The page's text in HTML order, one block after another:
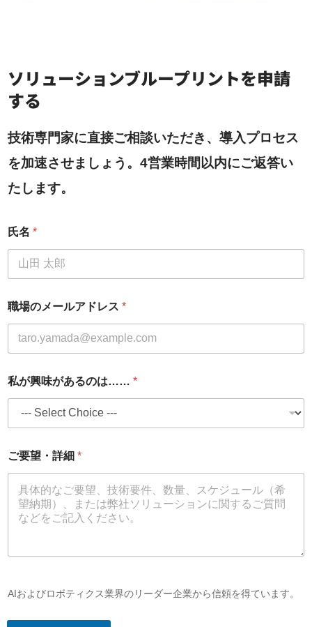
ソリューションブループリントを申請
する
技術専門家に直接ご相談いただき、導入プロセス
を加速させましょう。4営業時間以内にご返答い
たします。
氏名 *
職場のメールアドレス *
私が興味があるのは…… *
ご要望・詳細 *
AIおよびロボティクス業界のリーダー企業から信頼を得ています。